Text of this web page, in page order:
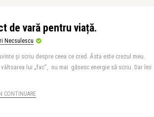
de vară pentru viață.
Necsulescu
și scriu despre ceea ce cred. Ăsta este crezul meu.
vâltoarea lui „fac”, nu mai găsesc energie să scriu. Dar îmi
CONTINUARE